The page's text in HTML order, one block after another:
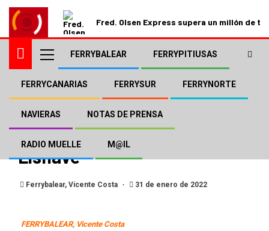
Fred. Olsen Express supera un millón de
FERRYBALEAR FERRYPITIUSAS
FERRYCANARIAS FERRYSUR FERRYNORTE
NAVIERAS NOTAS DE PRENSA
RADIO MUELLE M@IL
El «Kerry» fletado por
Baleària en la grada de
Lisnave
Ferrybalear, Vicente Costa 31 de enero de 2022
FERRYBALEAR, Vicente Costa